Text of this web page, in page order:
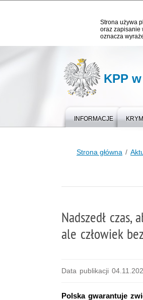
Strona używa
oraz zapisanie
oznacza
KPP
INFORMACJE
Strona główna
Nadszedł czas,
ale człowiek
Data publikacji
Polska gwarantuje